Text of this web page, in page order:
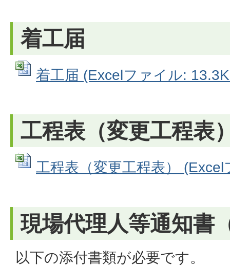
着工届
着工届 (Excelファイル:
工程表（変更工程表
工程表（変更工程表）
現場代理人等通知書
以下の添付書類が必要です。